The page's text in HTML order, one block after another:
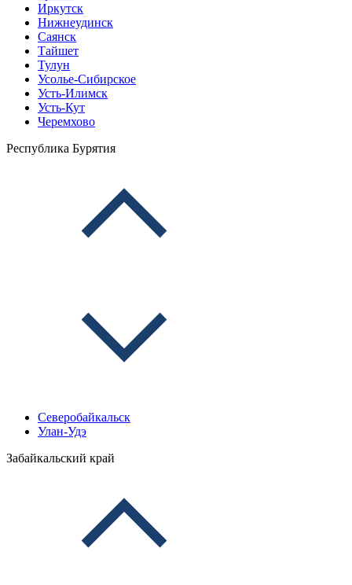
Иркутск
Нижнеудинск
Саянск
Тайшет
Тулун
Усолье-Сибирское
Усть-Илимск
Усть-Кут
Черемхово
Республика Бурятия
Северобайкальск
Улан-Удэ
Забайкальский край